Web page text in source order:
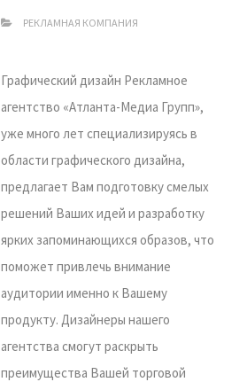
РЕКЛАМНАЯ КОМПАНИЯ
Графический дизайн Рекламное
агентство «Атланта-Медиа Групп»,
уже много лет специализируясь в
области графического дизайна,
предлагает Вам подготовку смелых
решений Ваших идей и разработку
ярких запоминающихся образов, что
поможет привлечь внимание
аудитории именно к Вашему
продукту. Дизайнеры нашего
агентства смогут раскрыть
преимущества Вашей торговой